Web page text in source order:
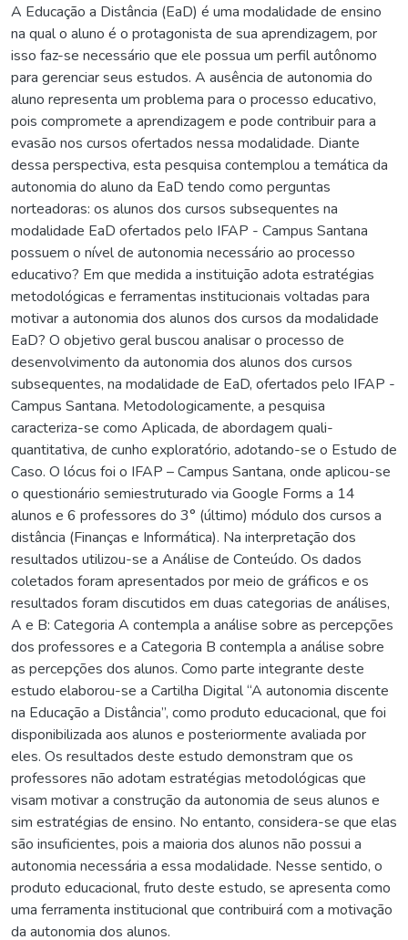
A Educação a Distância (EaD) é uma modalidade de ensino
na qual o aluno é o protagonista de sua aprendizagem, por
isso faz-se necessário que ele possua um perfil autônomo
para gerenciar seus estudos. A ausência de autonomia do
aluno representa um problema para o processo educativo,
pois compromete a aprendizagem e pode contribuir para a
evasão nos cursos ofertados nessa modalidade. Diante
dessa perspectiva, esta pesquisa contemplou a temática da
autonomia do aluno da EaD tendo como perguntas
norteadoras: os alunos dos cursos subsequentes na
modalidade EaD ofertados pelo IFAP - Campus Santana
possuem o nível de autonomia necessário ao processo
educativo? Em que medida a instituição adota estratégias
metodológicas e ferramentas institucionais voltadas para
motivar a autonomia dos alunos dos cursos da modalidade
EaD? O objetivo geral buscou analisar o processo de
desenvolvimento da autonomia dos alunos dos cursos
subsequentes, na modalidade de EaD, ofertados pelo IFAP -
Campus Santana. Metodologicamente, a pesquisa
caracteriza-se como Aplicada, de abordagem quali-
quantitativa, de cunho exploratório, adotando-se o Estudo de
Caso. O lócus foi o IFAP – Campus Santana, onde aplicou-se
o questionário semiestruturado via Google Forms a 14
alunos e 6 professores do 3° (último) módulo dos cursos a
distância (Finanças e Informática). Na interpretação dos
resultados utilizou-se a Análise de Conteúdo. Os dados
coletados foram apresentados por meio de gráficos e os
resultados foram discutidos em duas categorias de análises,
A e B: Categoria A contempla a análise sobre as percepções
dos professores e a Categoria B contempla a análise sobre
as percepções dos alunos. Como parte integrante deste
estudo elaborou-se a Cartilha Digital “A autonomia discente
na Educação a Distância”, como produto educacional, que foi
disponibilizada aos alunos e posteriormente avaliada por
eles. Os resultados deste estudo demonstram que os
professores não adotam estratégias metodológicas que
visam motivar a construção da autonomia de seus alunos e
sim estratégias de ensino. No entanto, considera-se que elas
são insuficientes, pois a maioria dos alunos não possui a
autonomia necessária a essa modalidade. Nesse sentido, o
produto educacional, fruto deste estudo, se apresenta como
uma ferramenta institucional que contribuirá com a motivação
da autonomia dos alunos.